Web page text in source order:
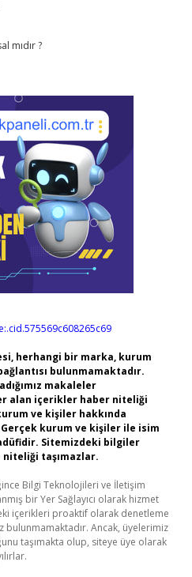
mıdır ?
herhangi bir marka, kurum
bulunmamaktadır.
makaleler
alan içerikler haber niteliği
ve kişiler hakkında
Gerçek kurum ve kişiler ile isim
Sitemizdeki bilgiler
taşımazlar.
Bilgi Teknolojileri ve İletişim
bir Yer Sağlayıcı olarak hizmet
içerikleri proaktif olarak denetleme
bulunmamaktadır. Ancak, üyelerimiz
taşımakta olup, siteye üye olarak